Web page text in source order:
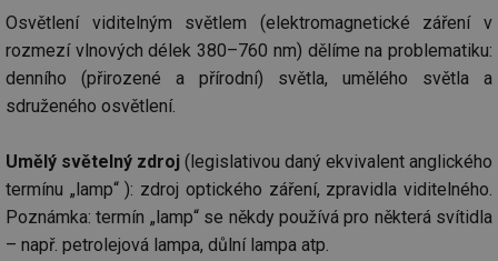
Osvětlení viditelným světlem (elektromagnetické záření v
rozmezí vlnových délek 380–760 nm) dělíme na problematiku:
denního (přirozené a přírodní) světla, umělého světla a
sdruženého osvětlení.
Umělý světelný zdroj (legislativou daný ekvivalent anglického
termínu „lamp“ ): zdroj optického záření, zpravidla viditelného.
Poznámka: termín „lamp“ se někdy používá pro některá svítidla
– např. petrolejová lampa, důlní lampa atp.